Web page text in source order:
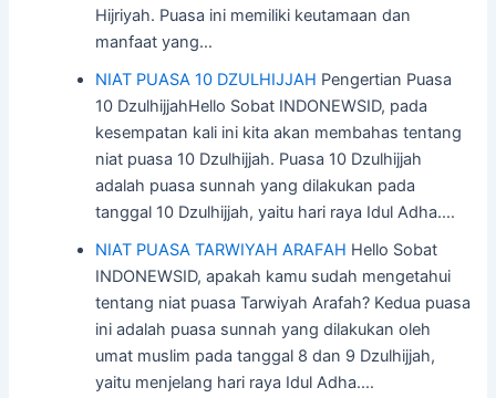
Hijriyah. Puasa ini memiliki keutamaan dan
manfaat yang…
NIAT PUASA 10 DZULHIJJAH Pengertian Puasa
10 DzulhijjahHello Sobat INDONEWSID, pada
kesempatan kali ini kita akan membahas tentang
niat puasa 10 Dzulhijjah. Puasa 10 Dzulhijjah
adalah puasa sunnah yang dilakukan pada
tanggal 10 Dzulhijjah, yaitu hari raya Idul Adha.…
NIAT PUASA TARWIYAH ARAFAH Hello Sobat
INDONEWSID, apakah kamu sudah mengetahui
tentang niat puasa Tarwiyah Arafah? Kedua puasa
ini adalah puasa sunnah yang dilakukan oleh
umat muslim pada tanggal 8 dan 9 Dzulhijjah,
yaitu menjelang hari raya Idul Adha.…